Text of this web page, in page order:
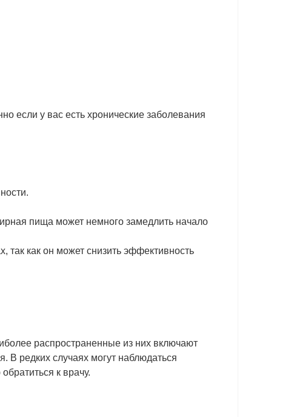
если у вас есть хронические заболевания
пища может немного замедлить начало
так как он может снизить эффективность
распространенные из них включают
В редких случаях могут наблюдаться
к врачу.